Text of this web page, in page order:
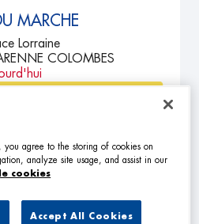
MARCHE
Lorraine
COLOMBES
Henri Barbusse
you agree to the storing of cookies on
analyze site usage, and assist in our
cookies
Accept All Cookies